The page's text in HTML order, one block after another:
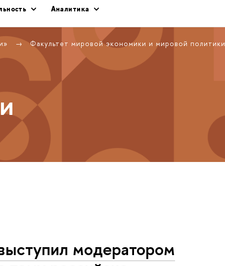
Аналитика
Факультет мировой экономики и мировой политики
модератором